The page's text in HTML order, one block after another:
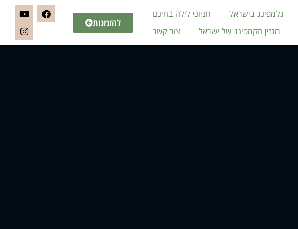
גלמפינג בישראל
חניוני לילה בחינם
מגזין הקמפינג של ישראל צור קשר
להזמנות